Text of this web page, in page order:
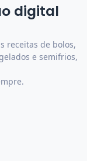
digital
receitas de bolos,
e semifrios,